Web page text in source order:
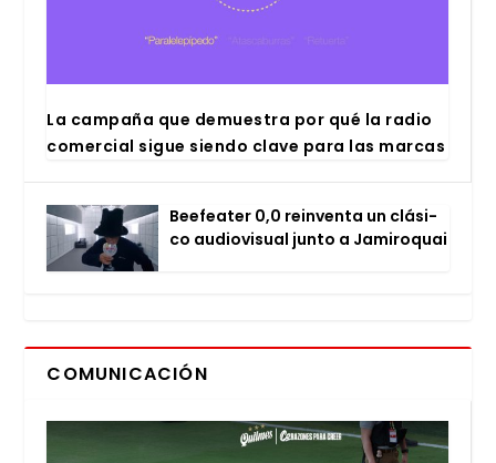
La cam­pa­ña que demues­tra por qué la radio
comer­cial sigue sien­do cla­ve para las mar­cas
Bee­fea­ter 0,0 rein­ven­ta un clá­si­
co audio­vi­sual jun­to a Jami­ro­quai
COMUNICACIÓN